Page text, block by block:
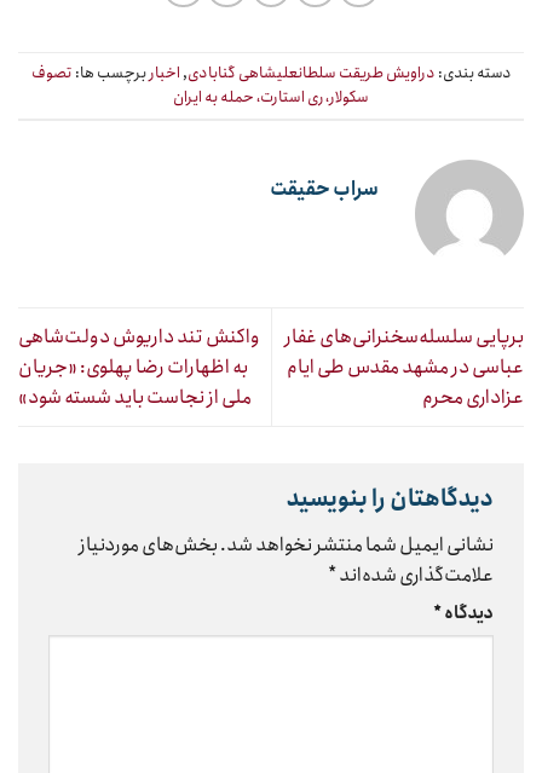
دسته بندی: دراویش طریقت سلطانعلیشاهی گنابادی,اخباربرچسب ها: تصوف
سکولار، ری استارت، حمله به ایران
سراب حقیقت
برپایی سلسله‌سخنرانی‌های غفار
عباسی در مشهد مقدس طی ایام
عزاداری محرم
واکنش تند داریوش دولت‌شاهی
به اظهارات رضا پهلوی: «جریان
ملی از نجاست باید شسته شود»
دیدگاهتان را بنویسید
نشانی ایمیل شما منتشر نخواهد شد.بخش‌های موردنیاز
علامت‌گذاری شده‌اند*
دیدگاه*